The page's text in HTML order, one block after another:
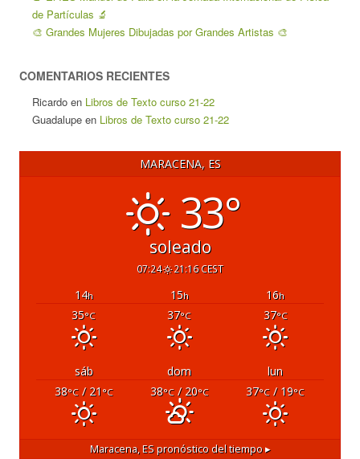
de Partículas 🔬
🎨 Grandes Mujeres Dibujadas por Grandes Artistas 🎨
COMENTARIOS RECIENTES
Ricardo en Libros de Texto curso 21-22
Guadalupe en Libros de Texto curso 21-22
MARACENA, ES
33°
soleado
07:24 21:16 CEST
14h 15h 16h
35°C 37°C 37°C
sáb dom
lun
38°C/ 21 °C 38°C/ 20°C 37°C / 19°C
Maracena, ESpronóstico del tiempo ▸